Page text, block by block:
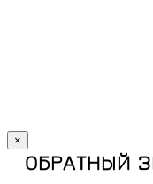
×
ОБРАТНЫЙ